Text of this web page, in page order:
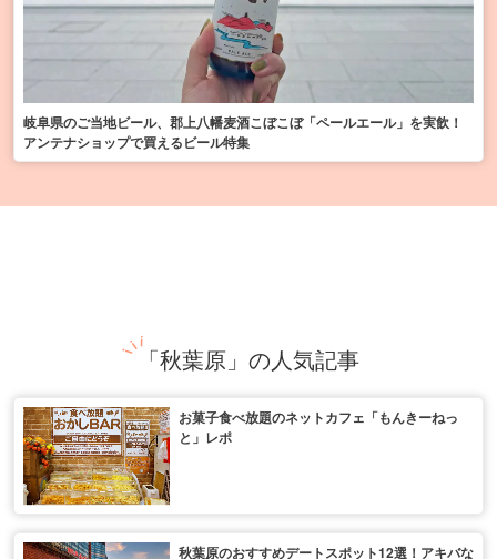
岐阜県のご当地ビール、郡上八幡麦酒こぼこぼ「ペールエール」を実飲！
アンテナショップで買えるビール特集
「秋葉原」の人気記事
お菓子食べ放題のネットカフェ「もんきーねっ
と」レポ
秋葉原のおすすめデートスポット12選！アキバな